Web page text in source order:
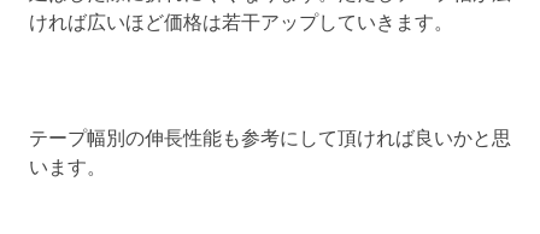
ければ広いほど価格は若干アップしていきます。
テープ幅別の伸長性能も参考にして頂ければ良いかと思
います。